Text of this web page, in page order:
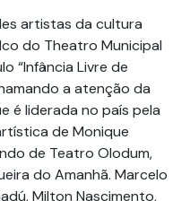
artistas da cultura
do Theatro Municipal
“Infância Livre de
a atenção da
é liderada no país pela
de Monique
de Teatro Olodum,
do Amanhã. Marcelo
Milton Nascimento,